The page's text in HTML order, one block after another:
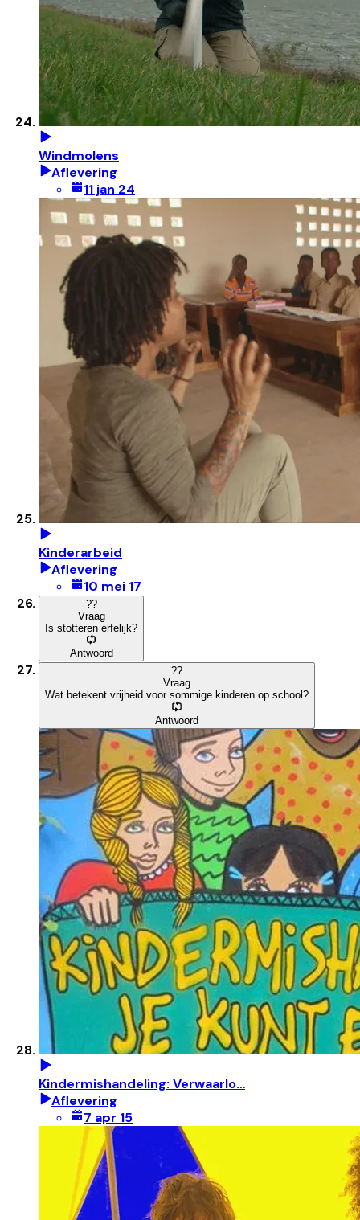
Windmolens
Aflevering
11 jan 24
Kinderarbeid
Aflevering
10 mei 17
??
Vraag
Is stotteren erfelijk?
Antwoord
??
Vraag
Wat betekent vrijheid voor sommige kinderen op school?
Antwoord
Kindermishandeling: Verwaarlo…
Aflevering
7 apr 15